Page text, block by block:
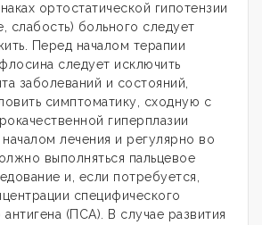
ортостатической гипотензии
слабость) больного следует
Перед началом терапии
следует исключить
заболеваний и состояний,
симптоматику, сходную с
гиперплазии
лечения и регулярно во
выполняться пальцевое
и, если потребуется,
специфического
антигена (ПСА). В случае развития